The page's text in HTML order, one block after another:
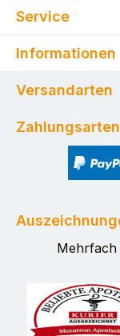
Service
Informationen
Versandarten
Zahlungsarten
Mehrfach